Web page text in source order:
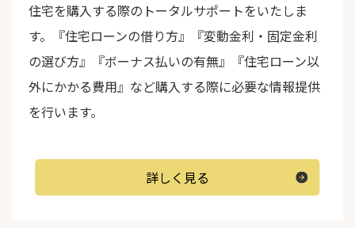
住宅を購入する際のトータルサポートをいたしま
す。『住宅ローンの借り方』『変動金利・固定金利
の選び方』『ボーナス払いの有無』『住宅ローン以
外にかかる費用』など購入する際に必要な情報提供
を行います。
詳しく見る